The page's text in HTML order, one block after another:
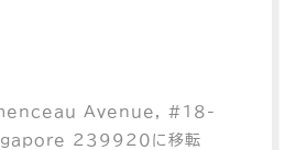
Avenue, #18-
239920に移転